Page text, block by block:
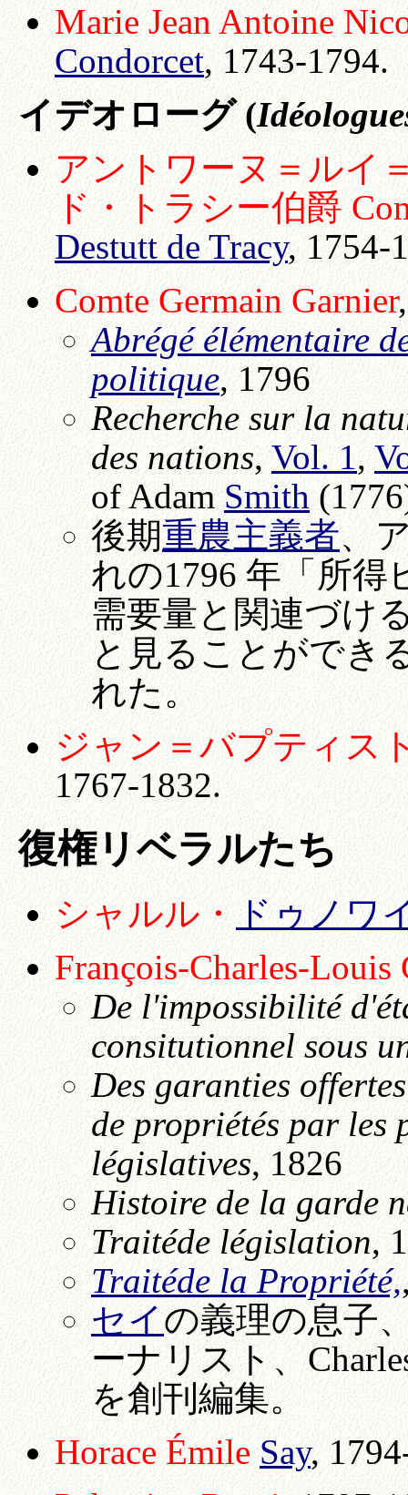
Marie Jean Antoine
Condorcet, 1743-1794.
イデオローグ (
アントワーヌ＝ルイ
ド・トラシー伯爵
Destutt de Tracy, 1754-
Comte GermainGarnier
Abrégé élémentaire
politique, 1796
Recherche sur la
des nations,Vol. 1,
of AdamSmith
後期重農主義者、
れの1796 年「所
需要量と関連づけ
と見ることができ
れた。
ジャン＝バプティス
1767-1832.
復権リベラルたち
シャルル・ドゥノワ
François-Charles-Louis
De l'impossibilité
consitutionnel sous
Des garanties
de propriétés par les
législatives, 1826
Histoire de la garde
Traitéde législation,
Traitéde la Propriété,
セイの義理の息子
ーナリスト、
を創刊編集。
Horace ÉmileSay,